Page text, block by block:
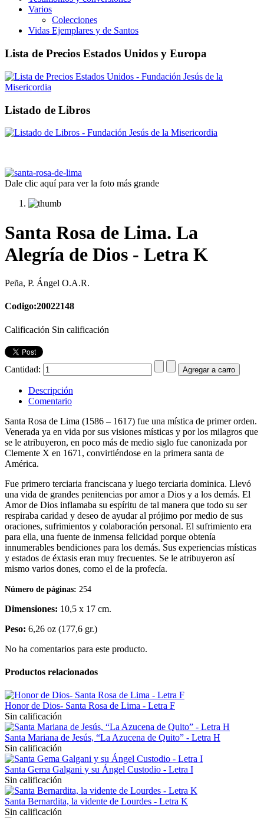
Varios
Colecciones
Vidas Ejemplares y de Santos
Lista de Precios Estados Unidos y Europa
Listado de Libros
Dale clic aquí para ver la foto más grande
Santa Rosa de Lima. La
Alegría de Dios - Letra K
Peña, P. Ángel O.A.R.
Codigo:20022148
Calificación Sin calificación
Cantidad:
Descripción
Comentario
Santa Rosa de Lima (1586 – 1617) fue una mística de primer orden.
Venerada ya en vida por sus visiones místicas y por los milagros que
se le atribuyeron, en poco más de medio siglo fue canonizada por
Clemente X en 1671, convirtiéndose en la primera santa de
América.
Fue primero terciaria franciscana y luego terciaria dominica. Llevó
una vida de grandes penitencias por amor a Dios y a los demás. El
Amor de Dios inflamaba su espíritu de tal manera que todo su ser
respiraba caridad y deseo de ayudar al prójimo por medio de sus
oraciones, sufrimientos y colaboración personal. El sufrimiento era
para ella, una fuente de inmensa felicidad porque obtenía
innumerables bendiciones para los demás. Sus experiencias místicas
y estados de éxtasis eran muy frecuentes. Se le atribuyeron así
mismo varios dones, como el de la profecía.
Número de páginas: 254
Dimensiones: 10,5 x 17 cm.
Peso: 6,26 oz (177,6 gr.)
No ha comentarios para este producto.
Productos relacionados
Honor de Dios- Santa Rosa de Lima - Letra F
Sin calificación
Santa Mariana de Jesús, “La Azucena de Quito” - Letra H
Sin calificación
Santa Gema Galgani y su Ángel Custodio - Letra I
Sin calificación
Santa Bernardita, la vidente de Lourdes - Letra K
Sin calificación